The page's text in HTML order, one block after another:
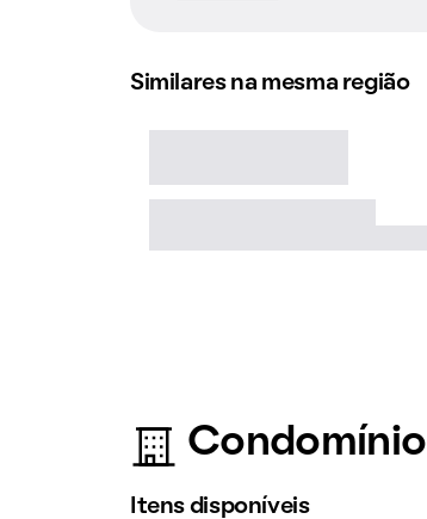
Similares na mesma região
Condomínio
Itens disponíveis